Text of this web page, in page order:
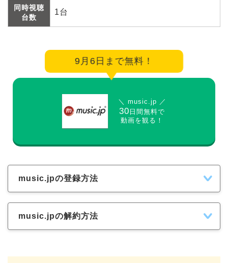
同時視聴
台数
1台
9月6日まで無料！
＼ music.jp ／
30 日間無料で
動画を観る！
music.jpの登録方法
music.jpの解約方法